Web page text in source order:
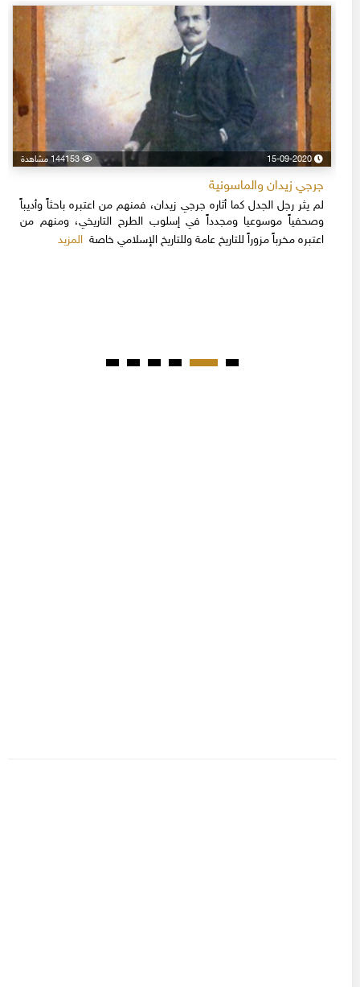
15-09-2020 144153 مشاهدة
جرجي زيدان والماسونية
لم يثر رجل الجدل كما أثاره جرجي زيدان، فمنهم من اعتبره باحثاً وأديباً
وصحفياً موسوعيا ومجدداً في إسلوب الطرح التاريخي، ومنهم من
اعتبره مخرباً مزوراً للتاريخ عامة وللتاريخ الإسلامي خاصةالمزيد